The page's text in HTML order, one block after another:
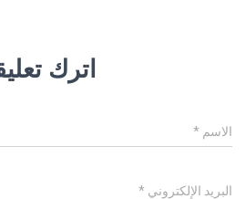
اترك
الاسم *
البريد الإلكتروني *